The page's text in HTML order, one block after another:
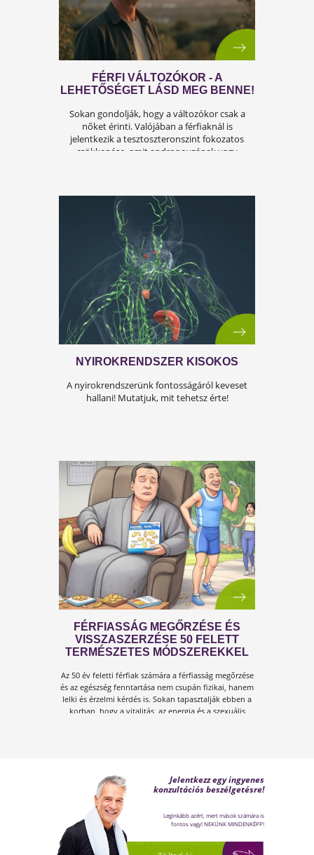
OKAI, TÜNETEI ÉS LEHETSÉGES
MEGOLDÁSAI
az életben. Nem csupán a testi egészséget,
hanem az önbecsülést is befolyásolja.
Az iskolakezdés sok családban nem
örömteli új kezdet, hanem egy stresszes
átállás. Ugyanakkor lehet jól csinálni!
Olvass tovább a tippekért!